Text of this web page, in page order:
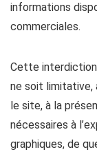
informations
commerciales.
Cette
ne soit limitative,
le site, à la
nécessaires à
graphiques, de